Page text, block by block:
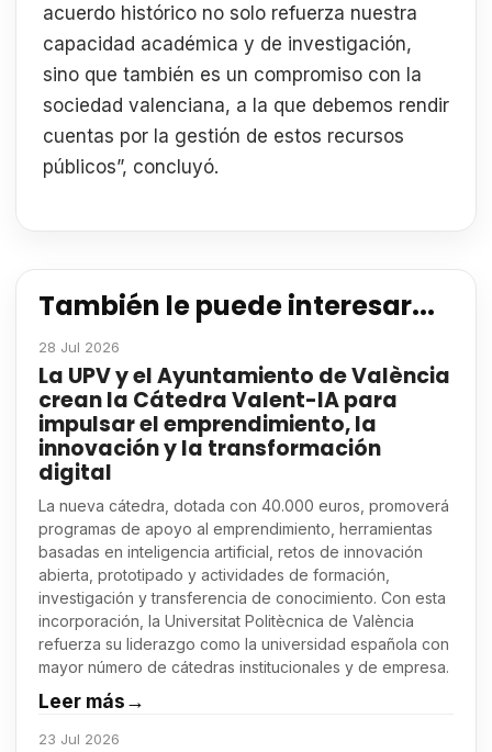
acuerdo histórico no solo refuerza nuestra
capacidad académica y de investigación,
sino que también es un compromiso con la
sociedad valenciana, a la que debemos rendir
cuentas por la gestión de estos recursos
públicos”, concluyó.
También le puede interesar...
28 Jul 2026
La UPV y el Ayuntamiento de València
crean la Cátedra Valent-IA para
impulsar el emprendimiento, la
innovación y la transformación
digital
La nueva cátedra, dotada con 40.000 euros, promoverá
programas de apoyo al emprendimiento, herramientas
basadas en inteligencia artificial, retos de innovación
abierta, prototipado y actividades de formación,
investigación y transferencia de conocimiento. Con esta
incorporación, la Universitat Politècnica de València
refuerza su liderazgo como la universidad española con
mayor número de cátedras institucionales y de empresa.
Leer más→
23 Jul 2026